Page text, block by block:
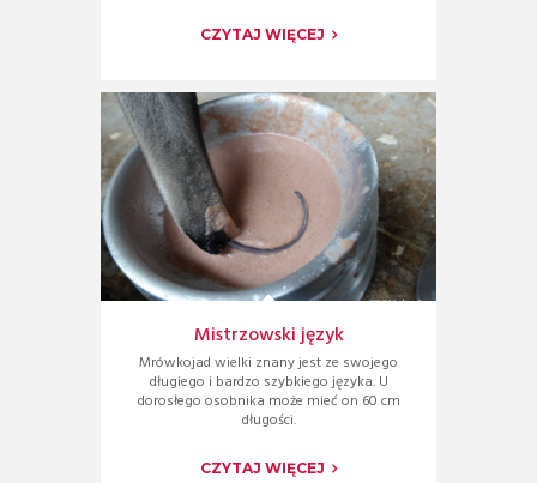
CZYTAJ WIĘCEJ
Mistrzowski język
Mrówkojad wielki znany jest ze swojego
długiego i bardzo szybkiego języka. U
dorosłego osobnika może mieć on 60 cm
długości.
CZYTAJ WIĘCEJ